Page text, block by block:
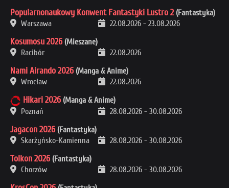
Popularnonaukowy Konwent Fantastyki Lustro 2 (Fantastyka)
Warszawa
22.08.2026 - 23.08.2026
Kosumosu 2026 (Mieszane)
Racibór
22.08.2026
Nami Airando 2026 (Manga & Anime)
Wrocław
22.08.2026
Hikari 2026 (Manga & Anime)
Poznań
28.08.2026 - 30.08.2026
Jagacon 2026 (Fantastyka)
Skarżyńsko-Kamienna
28.08.2026 - 30.08.2026
Tolkon 2026 (Fantastyka)
Chorzów
28.08.2026 - 30.08.2026